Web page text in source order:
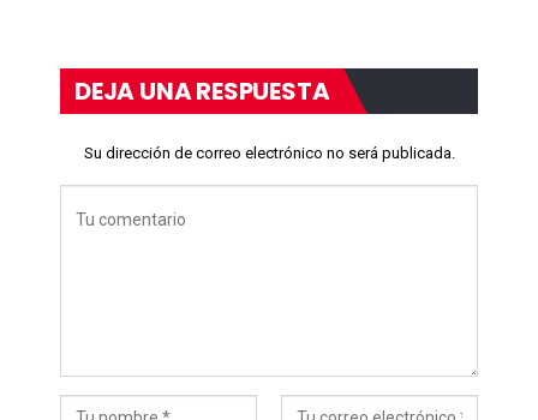
DEJA UNA RESPUESTA
Su dirección de correo electrónico no será publicada.